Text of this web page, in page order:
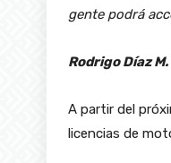
gente podrá
Rodrigo Díaz M.
A partir del
licencias de